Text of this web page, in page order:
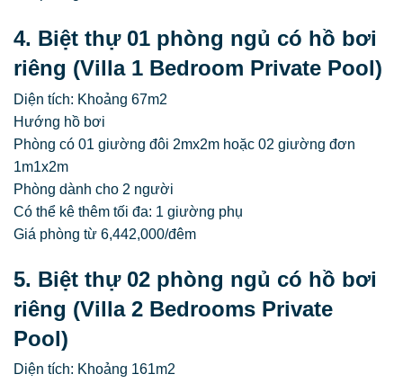
4. Biệt thự 01 phòng ngủ có hồ bơi
riêng (Villa 1 Bedroom Private Pool)
Diện tích: Khoảng 67m2
Hướng hồ bơi
Phòng có 01 giường đôi 2mx2m hoặc 02 giường đơn
1m1x2m
Phòng dành cho 2 người
Có thể kê thêm tối đa: 1 giường phụ
Giá phòng từ 6,442,000/đêm
5. Biệt thự 02 phòng ngủ có hồ bơi
riêng (Villa 2 Bedrooms Private
Pool)
Diện tích: Khoảng 161m2